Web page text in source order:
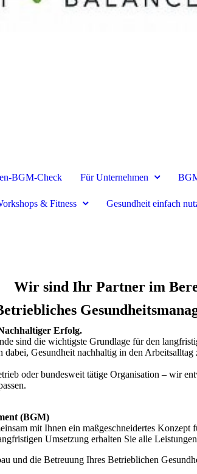
BGM-Check Für Unternehmen
& Fitness Gesundheit einfach
Wir sind Ihr Partner im
Erfolg.
sind die wichtigste Grundlage für den
Gesundheit nachhaltig in den
oder bundesweit tätige Organisation – wir
(BGM)
mit Ihnen ein maßgeschneidertes Konzept
Umsetzung erhalten Sie alle
und die Betreuung Ihres Betrieblichen